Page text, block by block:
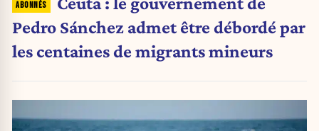
Pedro Sánchez admet être débordé par
les centaines de migrants mineurs